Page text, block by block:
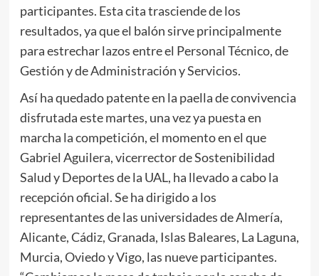
participantes. Esta cita trasciende de los
resultados, ya que el balón sirve principalmente
para estrechar lazos entre el Personal Técnico, de
Gestión y de Administración y Servicios.
Así ha quedado patente en la paella de convivencia
disfrutada este martes, una vez ya puesta en
marcha la competición, el momento en el que
Gabriel Aguilera, vicerrector de Sostenibilidad
Salud y Deportes de la UAL, ha llevado a cabo la
recepción oficial. Se ha dirigido a los
representantes de las universidades de Almería,
Alicante, Cádiz, Granada, Islas Baleares, La Laguna,
Murcia, Oviedo y Vigo, las nueve participantes.